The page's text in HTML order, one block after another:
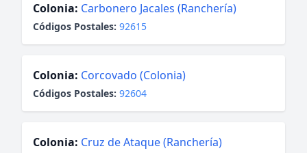
Colonia: Carbonero Jacales (Ranchería)
Códigos Postales: 92615
Colonia: Corcovado (Colonia)
Códigos Postales: 92604
Colonia: Cruz de Ataque (Ranchería)